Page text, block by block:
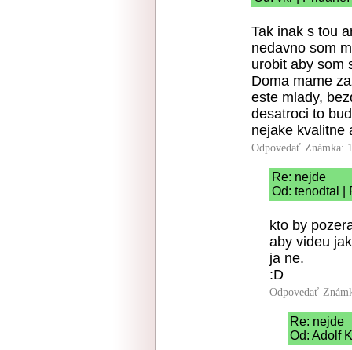
Tak inak s tou
nedavno som
urobit aby som
Doma mame
este mlady,
desatroci to
nejake kvalitne
Odpovedať Známka:
Re: nejde
Od: tenodtal |
kto by
aby videu
ja ne.
:D
Odpovedať
Re: nejde
Od: Adolf